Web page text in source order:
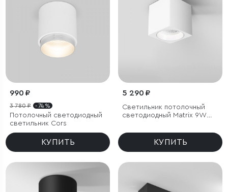
990 ₽
3 780 ₽ - 74 %
Потолочный светодиодный
светильник Cors
КУПИТЬ
5 290 ₽
Светильник потолочный
светодиодный Matrix 9W
КУПИТЬ